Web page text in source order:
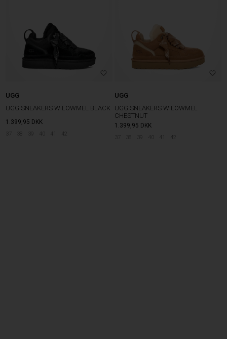
UGG
UGG SNEAKERS W LOWMEL BLACK
1.399,95 DKK
37 38 39 40 41 42
UGG
UGG SNEAKERS W LOWMEL
CHESTNUT
1.399,95 DKK
37 38 39